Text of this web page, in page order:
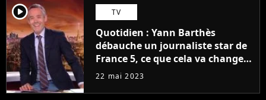
player2 TV
Quotidien : Yann Barthès
débauche un journaliste star de
France 5, ce que cela va changer
à la rentrée
22 mai 2023